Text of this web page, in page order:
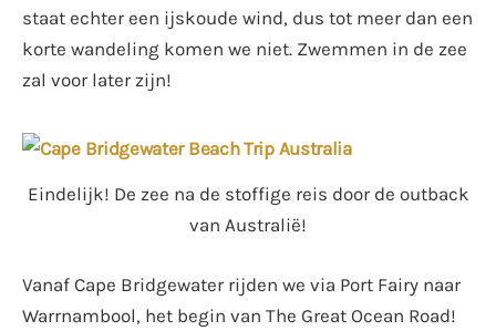
staat echter een ijskoude wind, dus tot meer dan een
korte wandeling komen we niet. Zwemmen in de zee
zal voor later zijn!
Eindelijk! De zee na de stoffige reis door de outback
van Australië!
Vanaf Cape Bridgewater rijden we via Port Fairy naar
Warrnambool, het begin van The Great Ocean Road!